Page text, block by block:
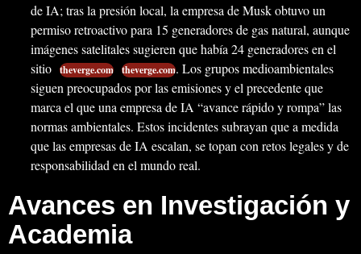
de IA; tras la presión local, la empresa de Musk obtuvo un
permiso retroactivo para 15 generadores de gas natural, aunque
imágenes satelitales sugieren que había 24 generadores en el
sitio theverge.com theverge.com. Los grupos medioambientales
siguen preocupados por las emisiones y el precedente que
marca el que una empresa de IA “avance rápido y rompa” las
normas ambientales. Estos incidentes subrayan que a medida
que las empresas de IA escalan, se topan con retos legales y de
responsabilidad en el mundo real.
Avances en Investigación y
Academia